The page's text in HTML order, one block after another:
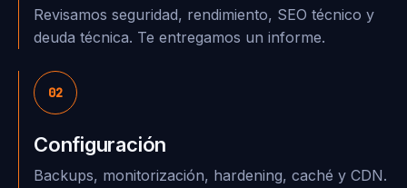
Revisamos seguridad, rendimiento, SEO técnico y
deuda técnica. Te entregamos un informe.
02
Configuración
Backups, monitorización, hardening, caché y CDN.